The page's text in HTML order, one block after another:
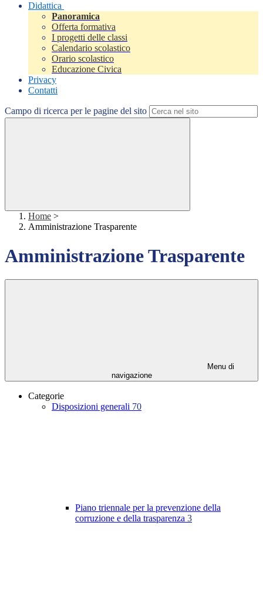
Didattica
Panoramica
Offerta formativa
I progetti delle classi
Calendario scolastico
Orario scolastico
Educazione Civica
Privacy
Contatti
Campo di ricerca per le pagine del sito
Home >
Amministrazione Trasparente
Amministrazione Trasparente
Menu di
navigazione
Categorie
Disposizioni generali 70
Piano triennale per la prevenzione della
corruzione e della trasparenza 3